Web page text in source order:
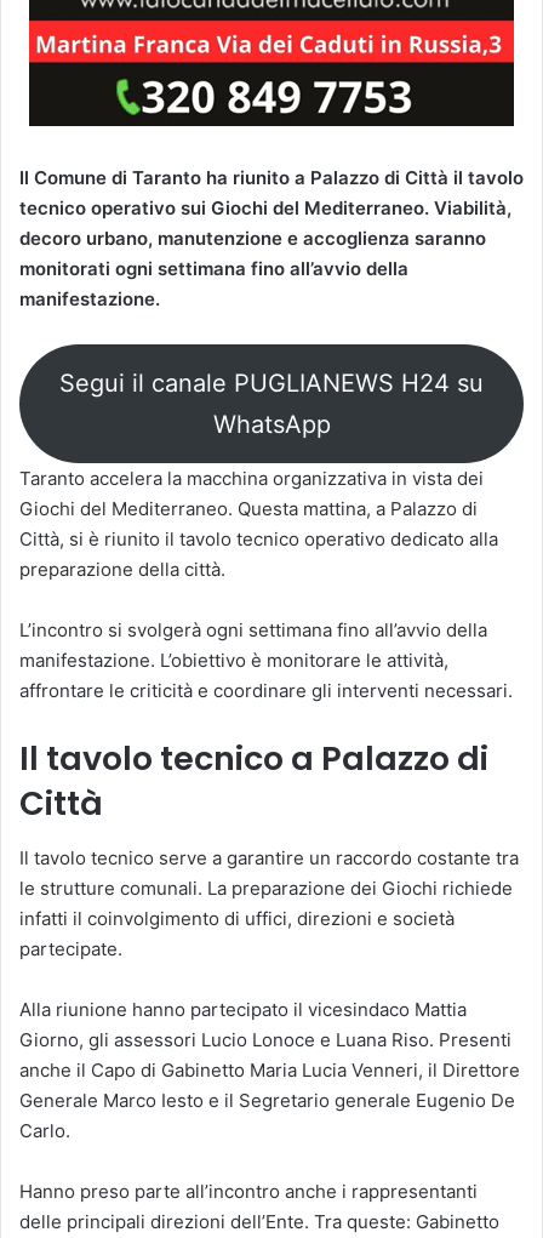
Il Comune di Taranto ha riunito a Palazzo di Città il tavolo
tecnico operativo sui Giochi del Mediterraneo. Viabilità,
decoro urbano, manutenzione e accoglienza saranno
monitorati ogni settimana fino all’avvio della
manifestazione.
Segui il canale PUGLIANEWS H24 su
WhatsApp
Taranto accelera la macchina organizzativa in vista dei
Giochi del Mediterraneo. Questa mattina, a Palazzo di
Città, si è riunito il tavolo tecnico operativo dedicato alla
preparazione della città.
L’incontro si svolgerà ogni settimana fino all’avvio della
manifestazione. L’obiettivo è monitorare le attività,
affrontare le criticità e coordinare gli interventi necessari.
Il tavolo tecnico a Palazzo di
Città
Il tavolo tecnico serve a garantire un raccordo costante tra
le strutture comunali. La preparazione dei Giochi richiede
infatti il coinvolgimento di uffici, direzioni e società
partecipate.
Alla riunione hanno partecipato il vicesindaco Mattia
Giorno, gli assessori Lucio Lonoce e Luana Riso. Presenti
anche il Capo di Gabinetto Maria Lucia Venneri, il Direttore
Generale Marco Iesto e il Segretario generale Eugenio De
Carlo.
Hanno preso parte all’incontro anche i rappresentanti
delle principali direzioni dell’Ente. Tra queste: Gabinetto